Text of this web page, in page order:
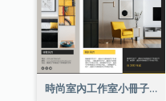
時尚室內工作室小冊子